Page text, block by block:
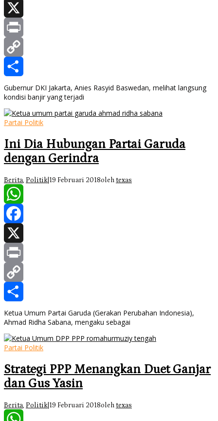
Facebook
X
Print
Copy
Link
Share
Gubernur DKI Jakarta, Anies Rasyid Baswedan, melihat langsung
kondisi banjir yang terjadi
Partai Politik
Ini Dia Hubungan Partai Garuda
dengan Gerindra
Berita, Politik 19 Februari 2018oleh texas
WhatsApp
Facebook
X
Print
Copy
Link
Share
Ketua Umum Partai Garuda (Gerakan Perubahan Indonesia),
Ahmad Ridha Sabana, mengaku sebagai
Partai Politik
Strategi PPP Menangkan Duet Ganjar
dan Gus Yasin
Berita, Politik 19 Februari 2018oleh texas